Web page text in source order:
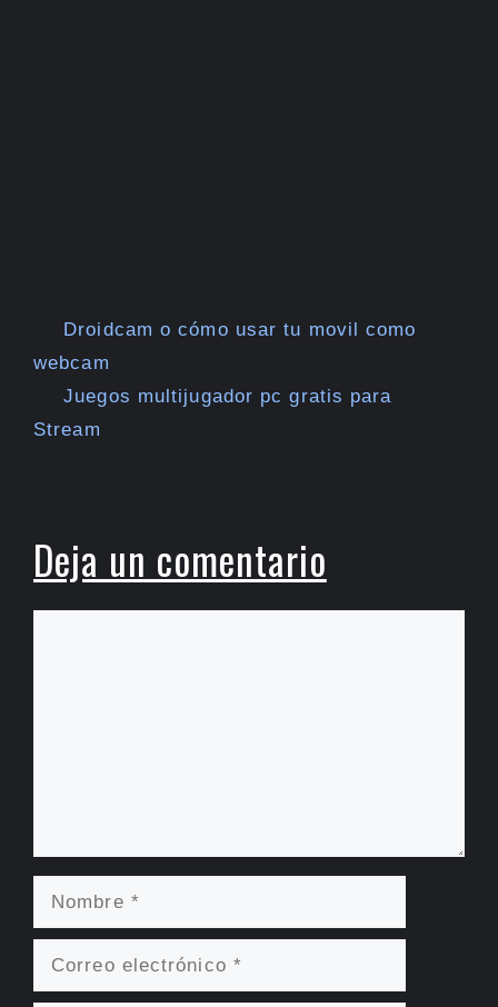
Droidcam o cómo usar tu movil como
webcam
Juegos multijugador pc gratis para
Stream
Deja un comentario